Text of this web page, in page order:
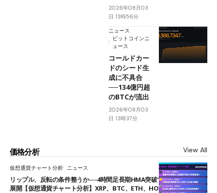
2026年08月03
日 13時56分
ニュース
ビットコインニ
ュース
コールドカー
ドのシード生
成に不具合
──134億円超
のBTCが流出
2026年08月03
日 13時37分
価格分析 View All
仮想通貨チャート分析 ニュース
リップル、反転の条件整うか──4時間足長期HMA突破で雲下端を目指す
展開【仮想通貨チャート分析】XRP、BTC、ETH、HOME